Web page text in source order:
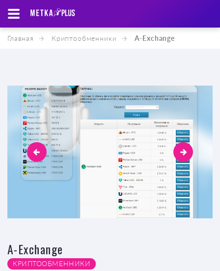
Главная Криптообменники A-Exchange
A-Exchange
КРИПТООБМЕННИКИ